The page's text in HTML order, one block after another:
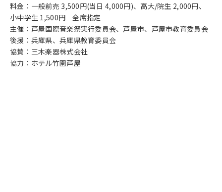
料金：一般前売 3,500円(当日 4,000円)、高大/院生 2,000円、
小中学生 1,500円 全席指定
主催：芦屋国際音楽祭実行委員会、芦屋市、芦屋市教育委員会
後援：兵庫県、兵庫県教育委員会
協賛：三木楽器株式会社
協力：ホテル竹園芦屋